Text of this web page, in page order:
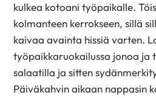
kulkea kotoani työpaikalle.
kolmanteen kerrokseen, sillä
kaivaa avainta hissiä varten.
työpaikkaruokailussa jonoa ja
salaatilla ja sitten
Päiväkahvin aikaan nappasin